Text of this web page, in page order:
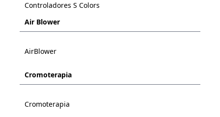
Controladores S Colors
Air Blower
AirBlower
Cromoterapia
Cromoterapia